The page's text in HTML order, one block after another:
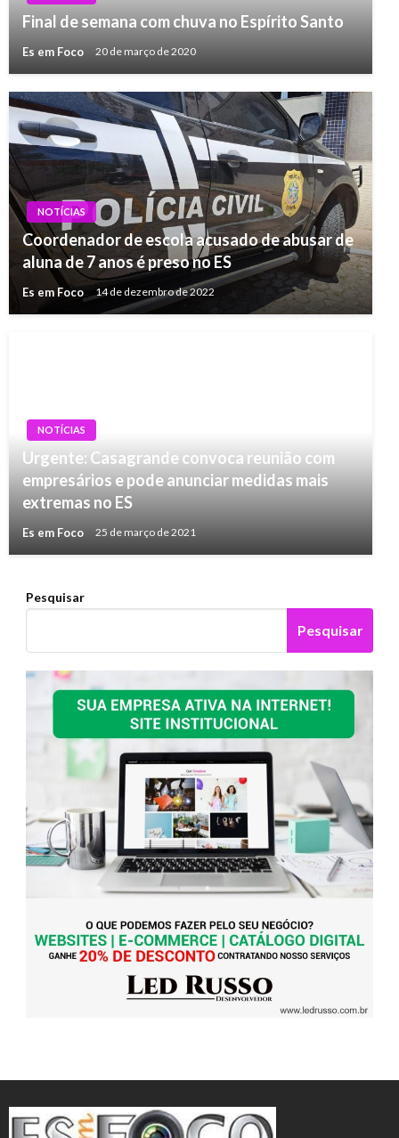
Final de semana com chuva no Espírito Santo
Es em Foco 20 de março de 2020
NOTÍCIAS
Coordenador de escola acusado de abusar de
aluna de 7 anos é preso no ES
Es em Foco 14 de dezembro de 2022
NOTÍCIAS
Urgente: Casagrande convoca reunião com
empresários e pode anunciar medidas mais
extremas no ES
Es em Foco 25 de março de 2021
Pesquisar
Pesquisar